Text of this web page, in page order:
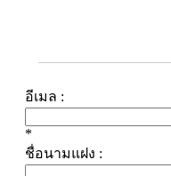
อีเมล :
*
ชื่อนามแฝง :